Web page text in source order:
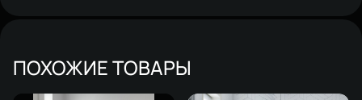
ПОХОЖИЕ ТОВАРЫ